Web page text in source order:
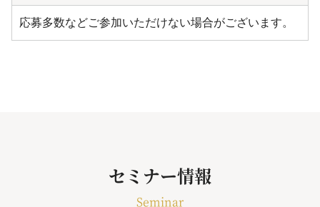
応募多数などご参加いただけない場合がございます。
セミナー情報
Seminar